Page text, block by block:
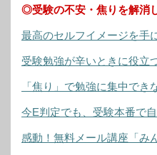
◎受験の不安・焦りを解消
最高のセルフイメージを手
受験勉強が辛いときに役立
「焦り」で勉強に集中でき
今E判定でも、受験本番で
感動！無料メール講座「み